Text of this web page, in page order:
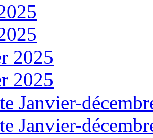
2025
2025
Janvier-
Janvier-